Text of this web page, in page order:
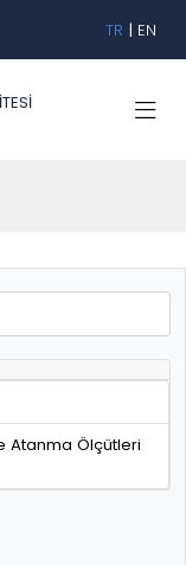
TR | EN
Atanma Ölçütleri